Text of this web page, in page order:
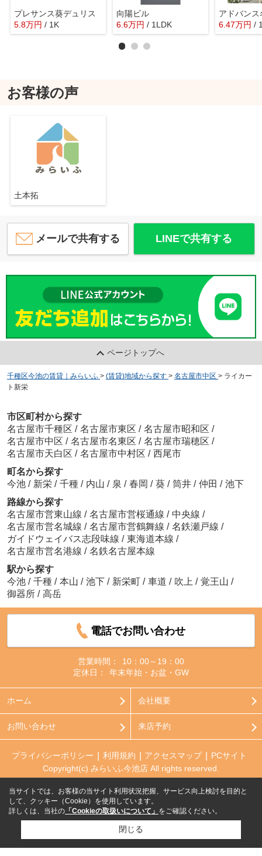
プレサンス葵デュリス
5.8万円 / 1K
向陽ビル
6.6万円 / 1LDK 6.47万円 /
お客様の声
土本拓
メールで共有する LINEで共有する
ページトップへ
千種区今池の賃貸｜みらいふ > (賃貸)地域から探す > 名古屋市中区 > ライカー
ト新栄
市区町村から探す
名古屋市千種区 / 名古屋市東区 / 名古屋市昭和区 /
名古屋市中区 / 名古屋市名東区 / 名古屋市瑞穂区 /
名古屋市天白区 / 名古屋市中村区 / 西尾市
町名から探す
今池 / 新栄 / 千種 / 内山 / 泉 / 春岡 / 葵 / 筒井 / 仲田 / 池下
路線から探す
名古屋市営東山線 / 名古屋市営桜通線 / 中央線 /
名古屋市営名城線 / 名古屋市営鶴舞線 / 名鉄瀬戸線 /
ガイドウェイバス志段味線 / 東海道本線 /
名古屋市営名港線 / 名鉄名古屋本線
駅から探す
今池 / 千種 / 本山 / 池下 / 新栄町 / 車道 / 吹上 / 覚王山 /
御器所 / 高岳
電話でお問い合わせ
営業時間：
10：00～19：00
定休日：
年末年始・お盆・GW
ホーム 会社概要
お問い合わせ 来店予約
プライバシーポリシー 利用規約 アクセスマップ
PCサイト
Copyright(c) みらいふ今池店 All rights reserved.
当サイトでは、お客様の当サイト利用状況把握、サービス向上検討を目的と
して、クッキー（Cookie）を使用しています。
詳しくは、当社の 「Cookieの取扱いについて」 をご確認ください。
閉じる